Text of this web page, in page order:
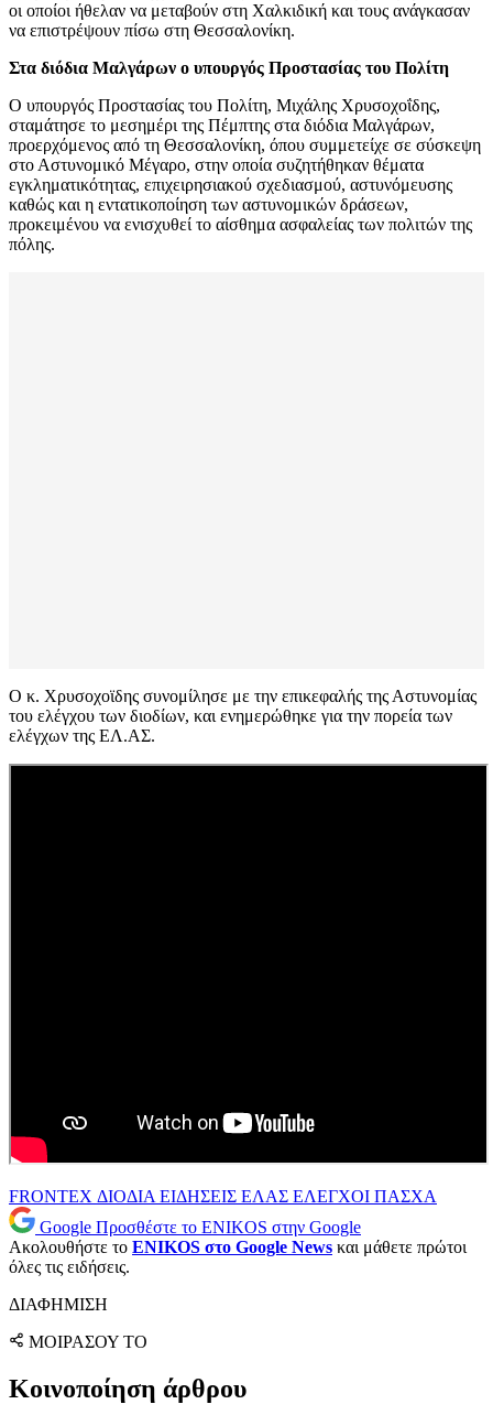
οι οποίοι ήθελαν να μεταβούν στη Χαλκιδική και τους ανάγκασαν
να επιστρέψουν πίσω στη Θεσσαλονίκη.
Στα διόδια Μαλγάρων ο υπουργός Προστασίας του Πολίτη
Ο υπουργός Προστασίας του Πολίτη, Μιχάλης Χρυσοχοΐδης,
σταμάτησε το μεσημέρι της Πέμπτης στα διόδια Μαλγάρων,
προερχόμενος από τη Θεσσαλονίκη, όπου συμμετείχε σε σύσκεψη
στο Αστυνομικό Μέγαρο, στην οποία συζητήθηκαν θέματα
εγκληματικότητας, επιχειρησιακού σχεδιασμού, αστυνόμευσης
καθώς και η εντατικοποίηση των αστυνομικών δράσεων,
προκειμένου να ενισχυθεί το αίσθημα ασφαλείας των πολιτών της
πόλης.
Ο κ. Χρυσοχοϊδης συνομίλησε με την επικεφαλής της Αστυνομίας
του ελέγχου των διοδίων, και ενημερώθηκε για την πορεία των
ελέγχων της ΕΛ.ΑΣ.
FRONTEX ΔΙΟΔΙΑ ΕΙΔΗΣΕΙΣ ΕΛΑΣ ΕΛΕΓΧΟΙ ΠΑΣΧΑ
Google Προσθέστε το ENIKOS στην Google
Ακολουθήστε το ENIKOS στο Google News και μάθετε πρώτοι
όλες τις ειδήσεις.
ΔΙΑΦΗΜΙΣΗ
ΜΟΙΡΑΣΟΥ ΤΟ
Κοινοποίηση άρθρου